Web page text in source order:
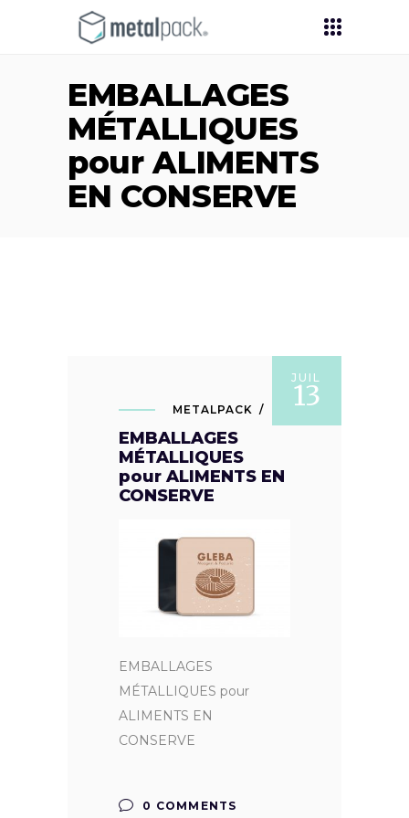
EMBALLAGES
MÉTALLIQUES
pour ALIMENTS
EN CONSERVE
JUIL
13
METALPACK
EMBALLAGES
MÉTALLIQUES
pour ALIMENTS EN
CONSERVE
EMBALLAGES
MÉTALLIQUES pour
ALIMENTS EN
CONSERVE
0 COMMENTS